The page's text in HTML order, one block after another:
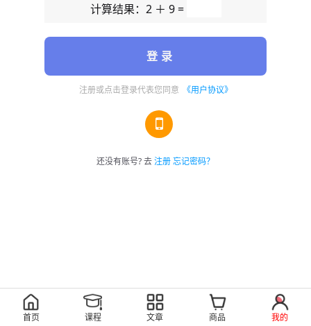
计算结果：2 ＋ 9 =
登 录
注册或点击登录代表您同意 《用户协议》
还没有账号? 去注册忘记密码？
首页 课程 文章 商品 我的